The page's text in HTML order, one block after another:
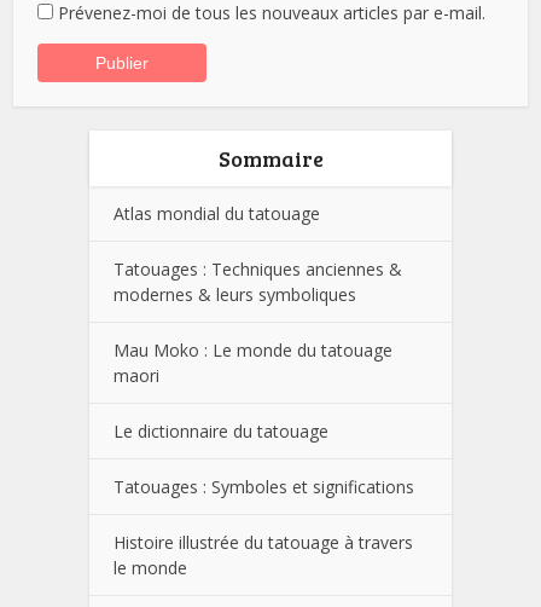
Prévenez-moi de tous les nouveaux articles par e-mail.
Sommaire
Atlas mondial du tatouage
Tatouages : Techniques anciennes &
modernes & leurs symboliques
Mau Moko : Le monde du tatouage
maori
Le dictionnaire du tatouage
Tatouages : Symboles et significations
Histoire illustrée du tatouage à travers
le monde